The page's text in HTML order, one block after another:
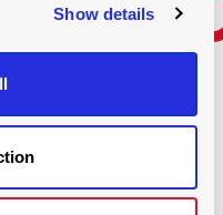
Show details
FLEXÍVEIS